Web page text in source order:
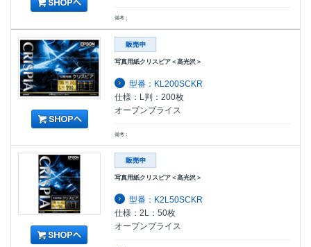
備考：
写真用紙クリスピア＜高光沢＞
型番：KL200SCKR
仕様：L判：200枚
オープンプライス
備考：
写真用紙クリスピア＜高光沢＞
型番：K2L50SCKR
仕様：2L：50枚
オープンプライス